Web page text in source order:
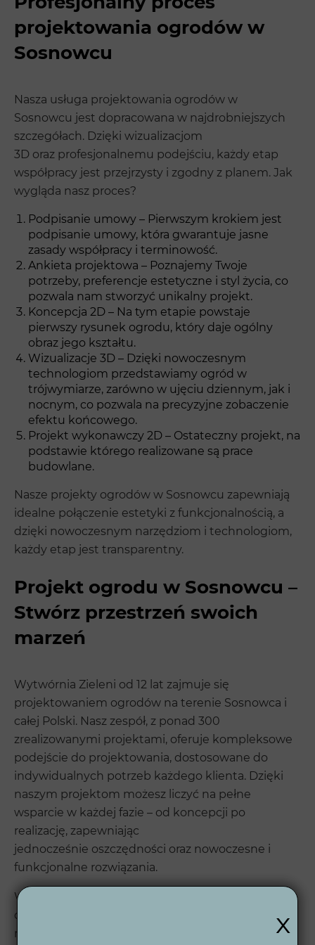
projektowania ogrodów w
Sosnowcu
Nasza usługa projektowania ogrodów w
Sosnowcu jest dopracowana w najdrobniejszych
szczegółach. Dzięki wizualizacjom
3D oraz profesjonalnemu podejściu, każdy etap
współpracy jest przejrzysty i zgodny z planem. Jak
wygląda nasz proces?
Podpisanie umowy – Pierwszym krokiem jest
podpisanie umowy, która gwarantuje jasne
zasady współpracy i terminowość.
Ankieta projektowa – Poznajemy Twoje
potrzeby, preferencje estetyczne i styl życia, co
pozwala nam stworzyć unikalny projekt.
Koncepcja 2D – Na tym etapie powstaje
pierwszy rysunek ogrodu, który daje ogólny
obraz jego kształtu.
Wizualizacje 3D – Dzięki nowoczesnym
technologiom przedstawiamy ogród w
trójwymiarze, zarówno w ujęciu dziennym, jak i
nocnym, co pozwala na precyzyjne zobaczenie
efektu końcowego.
Projekt wykonawczy 2D – Ostateczny projekt, na
podstawie którego realizowane są prace
budowlane.
Nasze projekty ogrodów w Sosnowcu zapewniają
idealne połączenie estetyki z funkcjonalnością, a
dzięki nowoczesnym narzędziom i technologiom,
każdy etap jest transparentny.
Projekt ogrodu w Sosnowcu –
Stwórz przestrzeń swoich
marzeń
Wytwórnia Zieleni od 12 lat zajmuje się
projektowaniem ogrodów na terenie Sosnowca i
całej Polski. Nasz zespół, z ponad 300
zrealizowanymi projektami, oferuje kompleksowe
podejście do projektowania, dostosowane do
indywidualnych potrzeb każdego klienta. Dzięki
naszym projektom możesz liczyć na pełne
wsparcie w każdej fazie – od koncepcji po
realizację, zapewniając
jednocześnie oszczędności oraz nowoczesne i
funkcjonalne rozwiązania.
Wytwórnia Zieleni oferuje również projektowanie
ogrodów online, co pozwala na współpracę
niezależnie od lokalizacji. Dzięki temu możesz
x